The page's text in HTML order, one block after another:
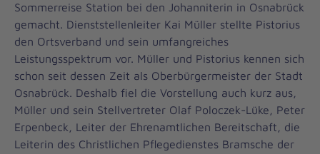
Sommerreise Station bei den Johanniterin in Osnabrück
gemacht. Dienststellenleiter Kai Müller stellte Pistorius
den Ortsverband und sein umfangreiches
Leistungsspektrum vor. Müller und Pistorius kennen sich
schon seit dessen Zeit als Oberbürgermeister der Stadt
Osnabrück. Deshalb fiel die Vorstellung auch kurz aus,
Müller und sein Stellvertreter Olaf Poloczek-Lüke, Peter
Erpenbeck, Leiter der Ehrenamtlichen Bereitschaft, die
Leiterin des Christlichen Pflegedienstes Bramsche der